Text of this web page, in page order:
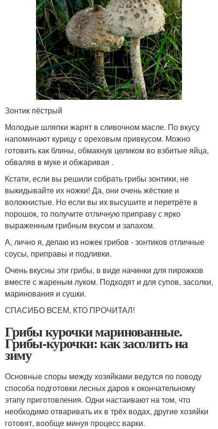
Зонтик пёстрый
Молодые шляпки жарят в сливочном масле. По вкусу
напоминают курицу с ореховым привкусом. Можно
готовить как блины, обмакнув целиком во взбитые яйца,
обваляв в муке и обжаривая .
Кстати, если вы решили собрать грибы зонтики, не
выкидывайте их ножки! Да, они очень жёсткие и
волокнистые. Но если вы их высушите и перетрёте в
порошок, то получите отличную приправу с ярко
выраженным грибным вкусом и запахом.
А, лично я, делаю из ножек грибов - зонтиков отличные
соусы, приправы и подливки.
Очень вкусны эти грибы, в виде начинки для пирожков
вместе с жареным луком. Подходят и для супов, засолки,
маринования и сушки.
СПАСИБО ВСЕМ, КТО ПРОЧИТАЛ!
Грибы курочки маринованные.
Грибы-курочки: как засолить на
зиму
Основные споры между хозяйками ведутся по поводу
способа подготовки лесных даров к окончательному
этапу приготовления. Одни настаивают на том, что
необходимо отваривать их в трёх водах, другие хозяйки
готовят, вообще минуя процесс варки.